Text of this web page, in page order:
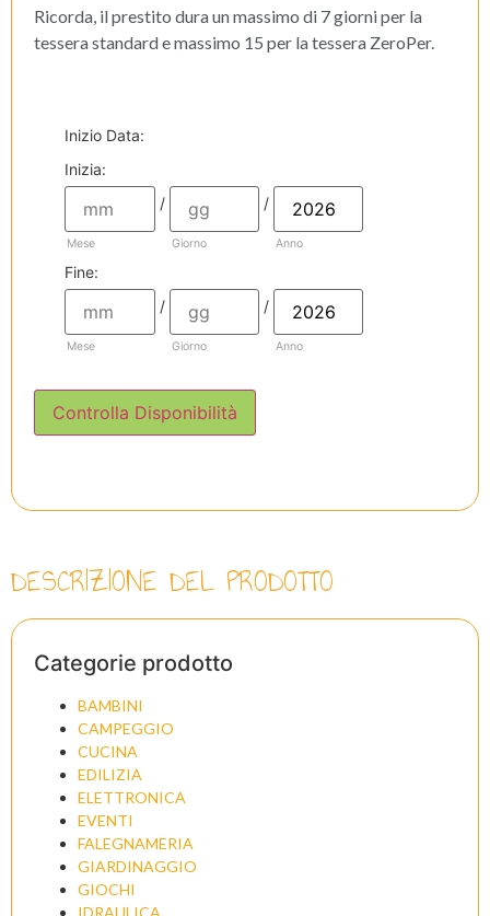
Ricorda, il prestito dura un massimo di 7 giorni per la
tessera standard e massimo 15 per la tessera ZeroPer.
Inizio Data:
Inizia:
Mese
/
Giorno
/
Anno
Fine:
Mese
/
Giorno
/
Anno
Controlla Disponibilità
DESCRIZIONE DEL PRODOTTO
Categorie prodotto
BAMBINI
CAMPEGGIO
CUCINA
EDILIZIA
ELETTRONICA
EVENTI
FALEGNAMERIA
GIARDINAGGIO
GIOCHI
IDRAULICA